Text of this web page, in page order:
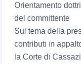
Orientamento
del committente
Sul tema della
contributi in
la Corte di